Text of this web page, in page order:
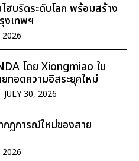
ฮบริดระดับโลก พร้อมสร้าง
งเทพฯ
2026
โดย Xiongmiao ใน
ทอดความอิสระยุคใหม่
JULY 30, 2026
ฏการณ์ใหม่ของสาย
2026